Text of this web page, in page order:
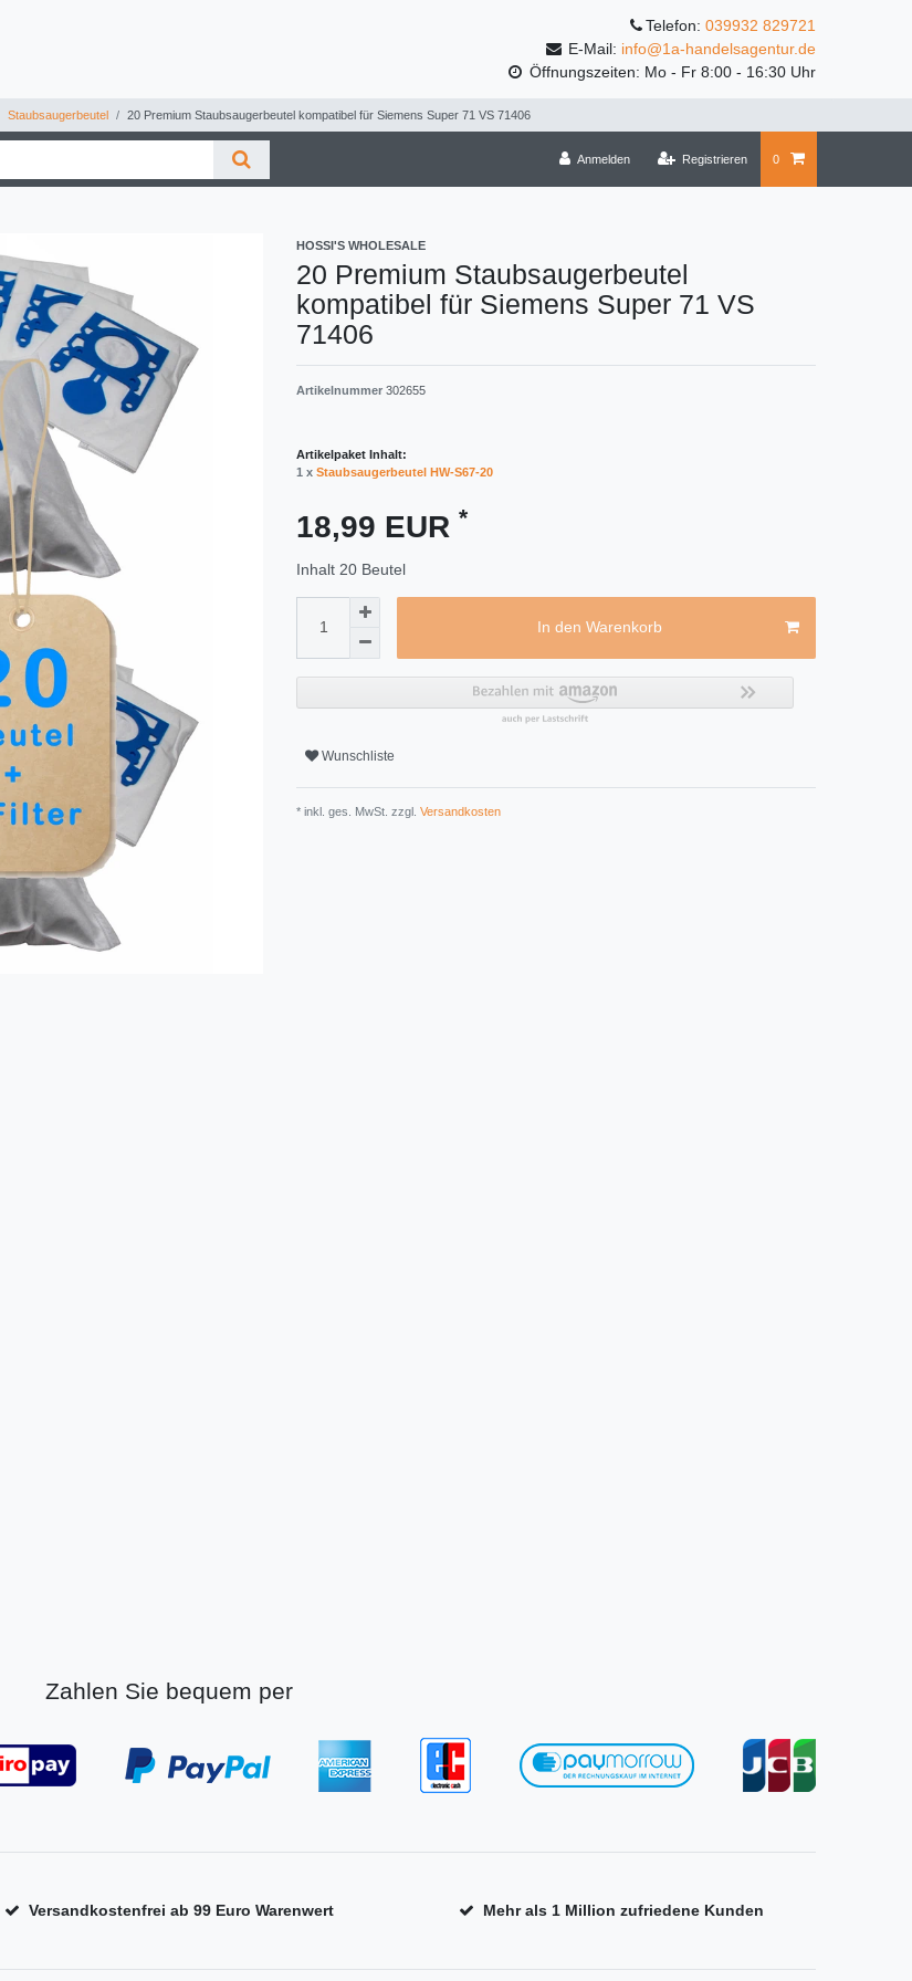
Telefon: 039932 829721
E-Mail: info@1a-handelsagentur.de
Öffnungszeiten: Mo - Fr 8:00 - 16:30 Uhr
Staubsaugerbeutel 20 Premium Staubsaugerbeutel kompatibel für Siemens Super 71 VS 71406
Anmelden Registrieren 0
HOSSI'S WHOLESALE
20 Premium Staubsaugerbeutel
kompatibel für Siemens Super 71 VS
71406
Artikelnummer 302655
Artikelpaket Inhalt:
1 x Staubsaugerbeutel HW-S67-20
18,99 EUR *
Inhalt 20 Beutel
In den Warenkorb
Wunschliste
* inkl. ges. MwSt. zzgl. Versandkosten
Zahlen Sie bequem per
Versandkostenfrei ab 99 Euro Warenwert Mehr als 1 Million zufriedene Kunden